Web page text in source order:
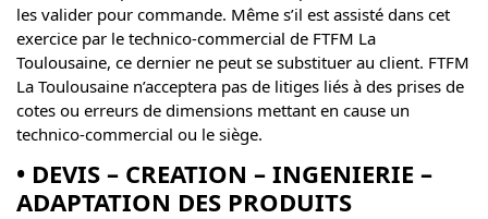
les valider pour commande. Même s’il est assisté dans cet
exercice par le technico-commercial de FTFM La
Toulousaine, ce dernier ne peut se substituer au client. FTFM
La Toulousaine n’acceptera pas de litiges liés à des prises de
cotes ou erreurs de dimensions mettant en cause un
technico-commercial ou le siège.
• DEVIS – CREATION – INGENIERIE –
ADAPTATION DES PRODUITS